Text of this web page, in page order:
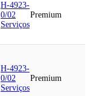
H-4923-
0/02
Serviços
Premium
H-4923-
0/02
Serviços
Premium